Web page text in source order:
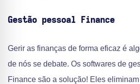
Gestão pessoal Finance
Gerir as finanças de forma eficaz é
de nós se debate. Os softwares de
Finance são a solução! Eles